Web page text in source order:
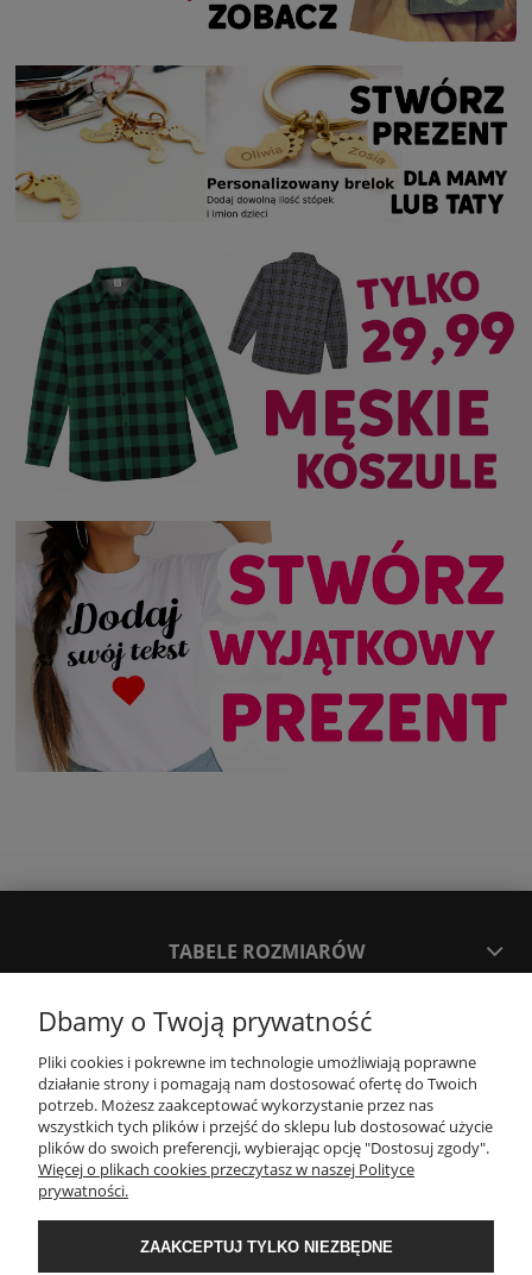
TABELE ROZMIARÓW
SPOSOBY PŁATNOŚCI ORAZ CZAS I KOSZTY DOSTAWY
KONTAKT
WYMIANA / ZWROTY / REKLAMACJE
REGULAMINY
Dbamy o Twoją prywatność
Pliki cookies i pokrewne im technologie umożliwiają poprawne
działanie strony i pomagają nam dostosować ofertę do Twoich
potrzeb. Możesz zaakceptować wykorzystanie przez nas
wszystkich tych plików i przejść do sklepu lub dostosować użycie
plików do swoich preferencji, wybierając opcję "Dostosuj zgody".
Więcej o plikach cookies przeczytasz w naszej Polityce
prywatności.
ZAAKCEPTUJ TYLKO NIEZBĘDNE